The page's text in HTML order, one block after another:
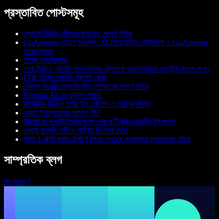
প্রস্তাবিত পোস্টসমূহ
প্রোমো ভিডিও কীভাবে বানাবেন: সম্পূর্ণ গাইড
GoAnimate ভয়েস আনলক: AI-জেনারেটেড ঘোস্টফেস ও GoAnimate
ভয়েস তুলনা
ইমেজ অ্যানিমেটর
সেরা ভিডিও এডিটিং সফটওয়্যার: ক্লিপকে দারুণ ভিডিও কনটেন্টে বদলে ফেলুন
IVR ভয়েস রেকর্ডিং প্রম্পট বোঝা
নিজস্ব VoIP ফোন সিস্টেম সেটআপের সম্পূর্ণ গাইড
Replika AI-এর চূড়ান্ত গাইড
ইন্টার্যাক্টিভ ভিডিও তৈরি: টুল, কৌশল ও সেরা অনুশীলন
এআই ইনফ্লুয়েন্সার আসলে কী?
উচ্চমানের কনটেন্ট তৈরির জন্য সেরা ৫টি স্ক্রিন রেকর্ডিং টুল জানুন
এআই বান্ধবী, সঙ্গী ও পার্টনার কী সেবা দেয়?
স্পিচ টু টেক্সট বনাম টেক্সট টু স্পিচ: সহায়ক প্রযুক্তির তুলনামূলক গাইড
সাম্প্রতিক ব্লগ
সব দেখুন